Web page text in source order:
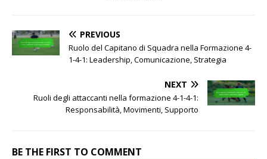
PREVIOUS
Ruolo del Capitano di Squadra nella Formazione 4-
1-4-1: Leadership, Comunicazione, Strategia
NEXT
Ruoli degli attaccanti nella formazione 4-1-4-1:
Responsabilità, Movimenti, Supporto
BE THE FIRST TO COMMENT